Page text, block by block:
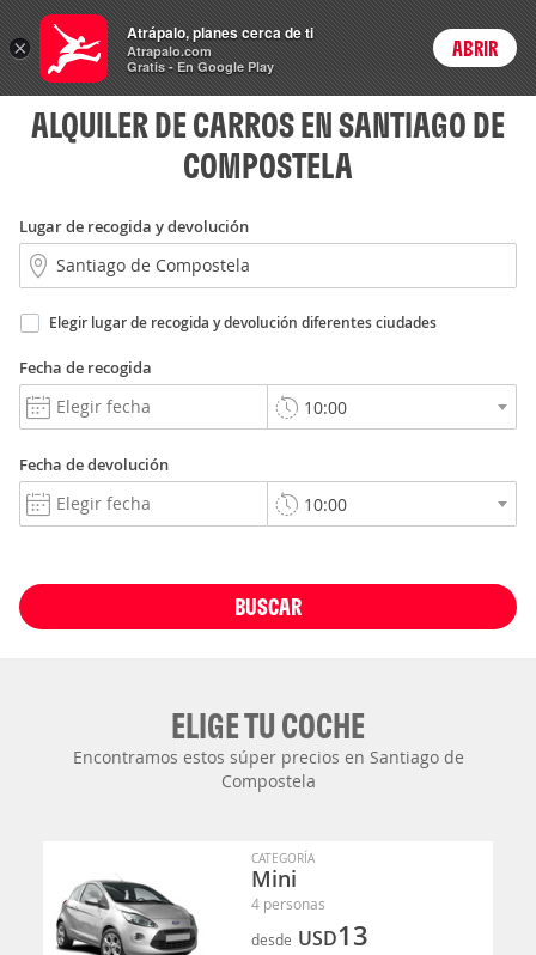
Rent
a Car Login
ALQUILER DE CARROS EN SANTIAGO DE
COMPOSTELA
Lugar de recogida y devolución
Elegir lugar de recogida y devolución diferentes ciudades
Fecha de recogida
Fecha de devolución
BUSCAR
ELIGE TU COCHE
Encontramos estos súper precios en Santiago de
Compostela
CATEGORÍA
Mini
4 personas
desde USD13
×
Atrápalo, planes cerca de ti
Atrapalo.com
Gratis - En Google Play
ABRIR